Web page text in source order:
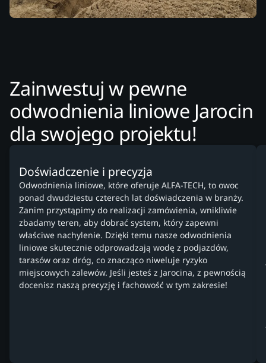
Zainwestuj w pewne
odwodnienia liniowe Jarocin
dla swojego projektu!
Doświadczenie i precyzja
Odwodnienia liniowe, które oferuje ALFA-TECH, to owoc
ponad dwudziestu czterech lat doświadczenia w branży.
Zanim przystąpimy do realizacji zamówienia, wnikliwie
zbadamy teren, aby dobrać system, który zapewni
właściwe nachylenie. Dzięki temu nasze odwodnienia
liniowe skutecznie odprowadzają wodę z podjazdów,
tarasów oraz dróg, co znacząco niweluje ryzyko
miejscowych zalewów. Jeśli jesteś z Jarocina, z pewnością
docenisz naszą precyzję i fachowość w tym zakresie!